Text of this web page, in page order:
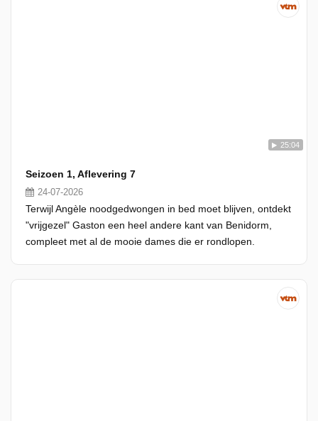
25:04
Seizoen 1, Aflevering 7
24-07-2026
Terwijl Angèle noodgedwongen in bed moet blijven, ontdekt
"vrijgezel" Gaston een heel andere kant van Benidorm,
compleet met al de mooie dames die er rondlopen.